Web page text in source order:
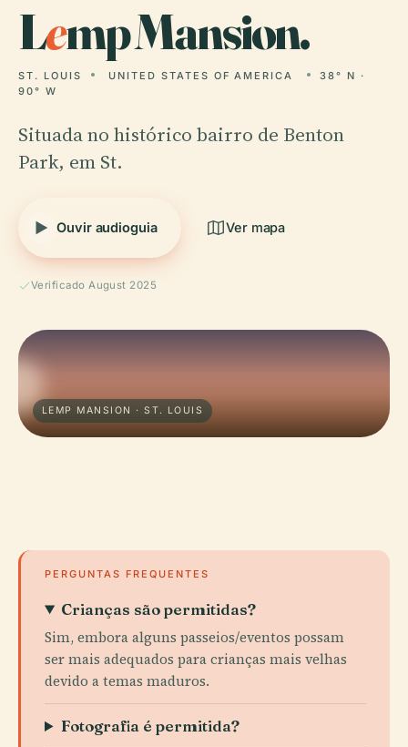
Lemp Mansion.
ST. LOUIS UNITED STATES OF AMERICA
38° N ·
90° W
Situada no histórico bairro de Benton
Park, em St.
Ouvir audioguia Ver mapa
Verificado August 2025
LEMP MANSION · ST. LOUIS
PERGUNTAS FREQUENTES
Crianças são permitidas?
Sim, embora alguns passeios/eventos possam
ser mais adequados para crianças mais velhas
devido a temas maduros.
Fotografia é permitida?